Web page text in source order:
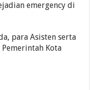
emergency di
para Asisten serta
Kota